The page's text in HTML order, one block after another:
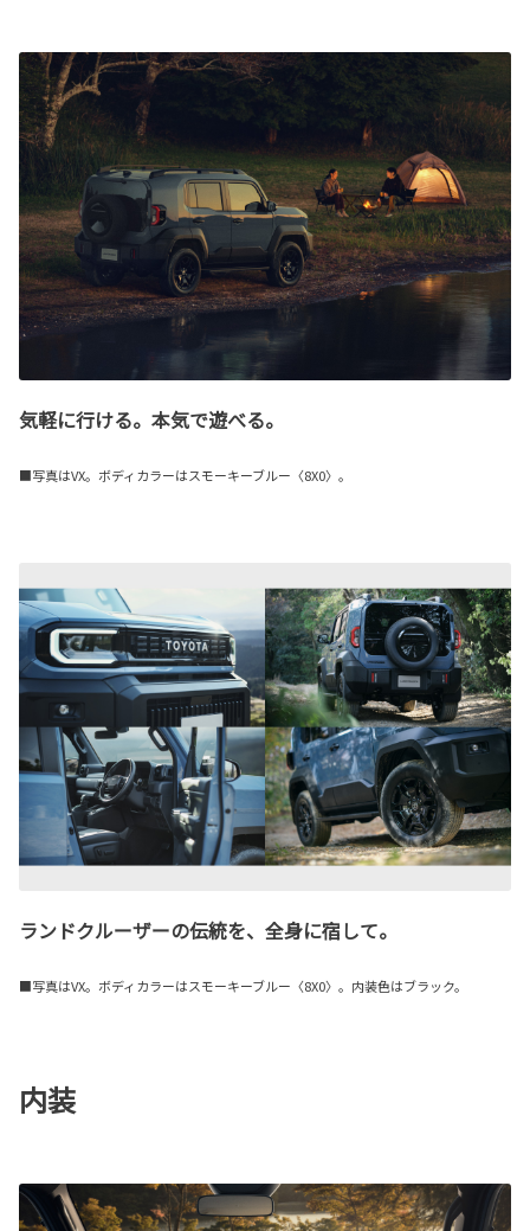
気軽に行ける。本気で遊べる。
■写真はVX。ボディカラーはスモーキーブルー〈8X0〉。
ランドクルーザーの伝統を、全身に宿して。
■写真はVX。ボディカラーはスモーキーブルー〈8X0〉。内装色はブラック。
内装